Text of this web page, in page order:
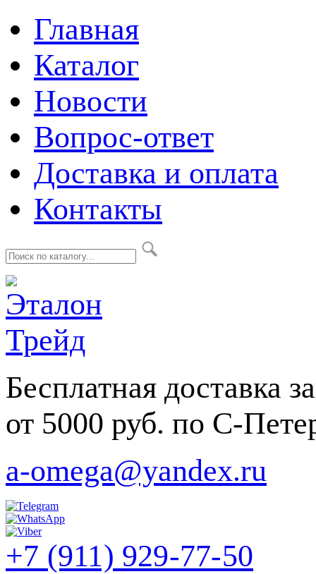
Главная
Каталог
Новости
Вопрос-ответ
Доставка и оплата
Контакты
Бесплатная доставка
от 5000 руб. по С-
a-omega@yandex.ru
+7 (911) 929-77-50